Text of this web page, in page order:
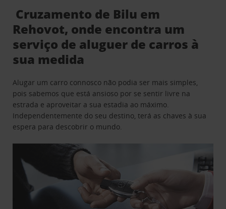
Cruzamento de Bilu em
Rehovot, onde encontra um
serviço de aluguer de carros à
sua medida
Alugar um carro connosco não podia ser mais simples,
pois sabemos que está ansioso por se sentir livre na
estrada e aproveitar a sua estadia ao máximo.
Independentemente do seu destino, terá as chaves à sua
espera para descobrir o mundo.